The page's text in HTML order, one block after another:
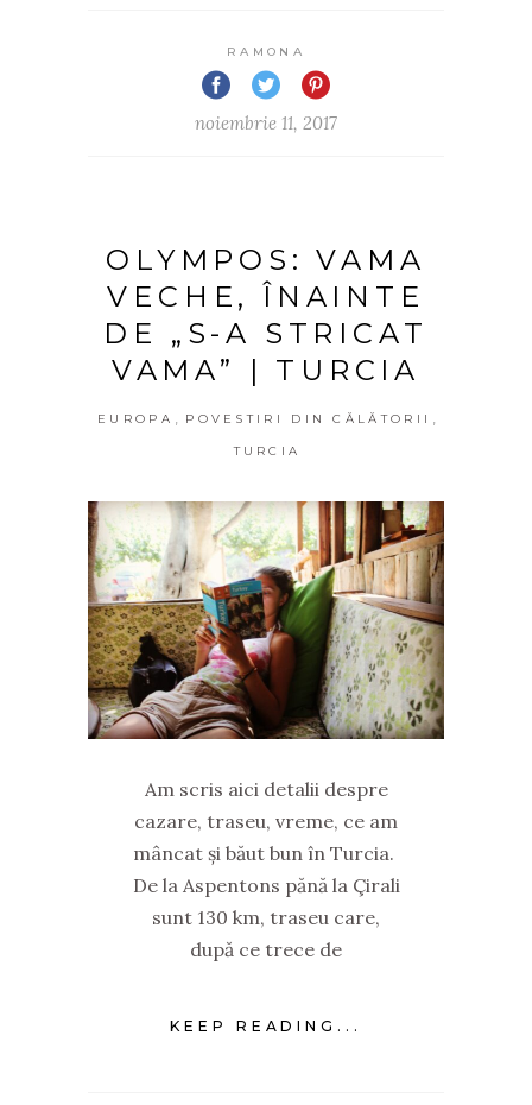
RAMONA
noiembrie 11, 2017
OLYMPOS: VAMA
VECHE, ÎNAINTE
DE „S-A STRICAT
VAMA” | TURCIA
EUROPA POVESTIRI DIN CĂLĂTORII
TURCIA
Am scris aici detalii despre
cazare, traseu, vreme, ce am
mâncat și băut bun în Turcia.
De la Aspentons pănă la Çirali
sunt 130 km, traseu care,
după ce trece de
KEEP READING...